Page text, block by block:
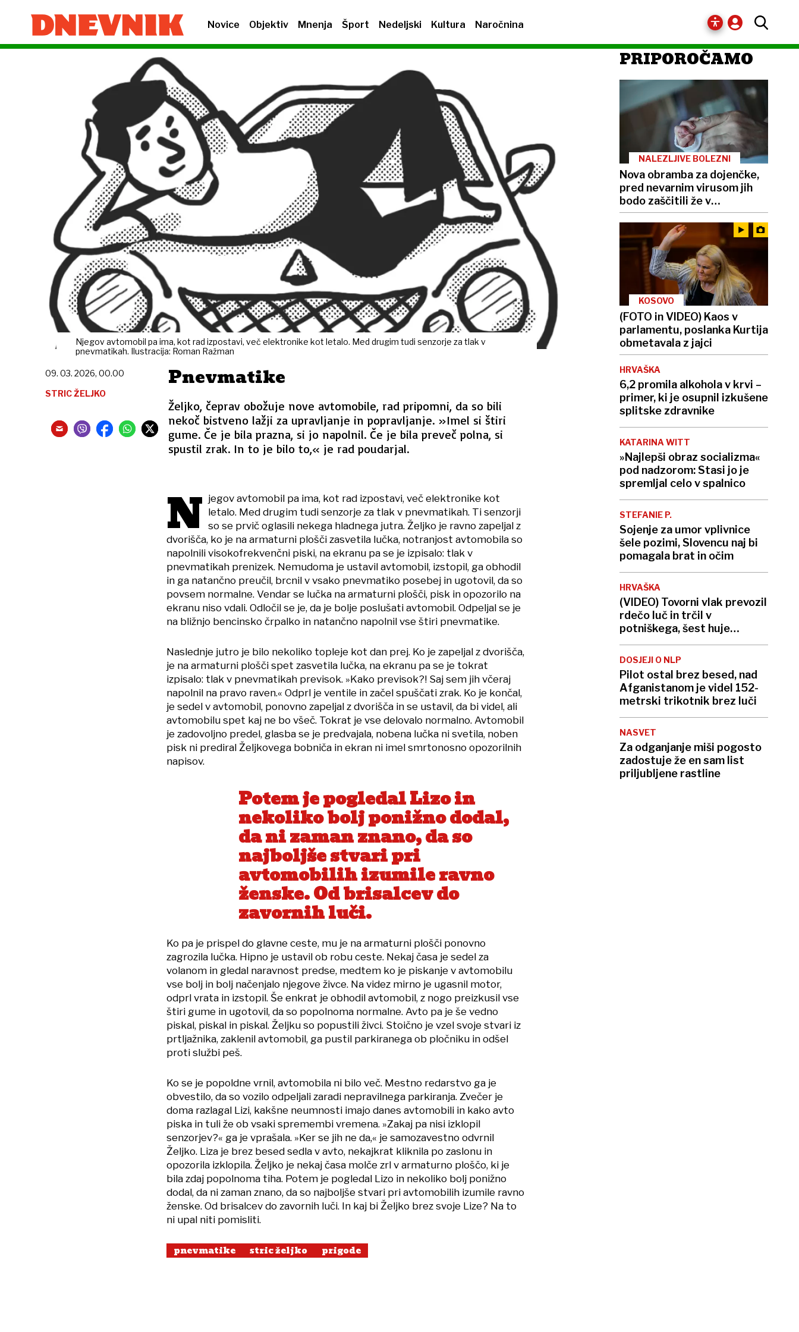
Novice Objektiv Mnenja Šport Nedeljski Kultura Naročnina
Njegov avtomobil pa ima, kot rad izpostavi, več elektronike kot letalo. Med drugim tudi senzorje za tlak v
pnevmatikah. Ilustracija: Roman Ražman
Pnevmatike
Željko, čeprav obožuje nove avtomobile, rad pripomni, da so bili
nekoč bistveno lažji za upravljanje in popravljanje. »Imel si štiri
gume. Če je bila prazna, si jo napolnil. Če je bila preveč polna, si
spustil zrak. In to je bilo to,« je rad poudarjal.
09. 03. 2026, 00.00
STRIC ŽELJKO
N jegov avtomobil pa ima, kot rad izpostavi, več elektronike kot
letalo. Med drugim tudi senzorje za tlak v pnevmatikah. Ti senzorji
so se prvič oglasili nekega hladnega jutra. Željko je ravno zapeljal z
dvorišča, ko je na armaturni plošči zasvetila lučka, notranjost avtomobila so
napolnili visokofrekvenčni piski, na ekranu pa se je izpisalo: tlak v
pnevmatikah prenizek. Nemudoma je ustavil avtomobil, izstopil, ga obhodil
in ga natančno preučil, brcnil v vsako pnevmatiko posebej in ugotovil, da so
povsem normalne. Vendar se lučka na armaturni plošči, pisk in opozorilo na
ekranu niso vdali. Odločil se je, da je bolje poslušati avtomobil. Odpeljal se je
na bližnjo bencinsko črpalko in natančno napolnil vse štiri pnevmatike.
Naslednje jutro je bilo nekoliko topleje kot dan prej. Ko je zapeljal z dvorišča,
je na armaturni plošči spet zasvetila lučka, na ekranu pa se je tokrat
izpisalo: tlak v pnevmatikah previsok. »Kako previsok?! Saj sem jih včeraj
napolnil na pravo raven.« Odprl je ventile in začel spuščati zrak. Ko je končal,
je sedel v avtomobil, ponovno zapeljal z dvorišča in se ustavil, da bi videl, ali
avtomobilu spet kaj ne bo všeč. Tokrat je vse delovalo normalno. Avtomobil
je zadovoljno predel, glasba se je predvajala, nobena lučka ni svetila, noben
pisk ni prediral Željkovega bobniča in ekran ni imel smrtonosno opozorilnih
napisov.
Potem je pogledal Lizo in
nekoliko bolj ponižno dodal,
da ni zaman znano, da so
najboljše stvari pri
avtomobilih izumile ravno
ženske. Od brisalcev do
zavornih luči.
Ko pa je prispel do glavne ceste, mu je na armaturni plošči ponovno
zagrozila lučka. Hipno je ustavil ob robu ceste. Nekaj časa je sedel za
volanom in gledal naravnost predse, medtem ko je piskanje v avtomobilu
vse bolj in bolj načenjalo njegove živce. Na videz mirno je ugasnil motor,
odprl vrata in izstopil. Še enkrat je obhodil avtomobil, z nogo preizkusil vse
štiri gume in ugotovil, da so popolnoma normalne. Avto pa je še vedno
piskal, piskal in piskal. Željku so popustili živci. Stoično je vzel svoje stvari iz
prtljažnika, zaklenil avtomobil, ga pustil parkiranega ob pločniku in odšel
proti službi peš.
Ko se je popoldne vrnil, avtomobila ni bilo več. Mestno redarstvo ga je
obvestilo, da so vozilo odpeljali zaradi nepravilnega parkiranja. Zvečer je
doma razlagal Lizi, kakšne neumnosti imajo danes avtomobili in kako avto
piska in tuli že ob vsaki spremembi vremena. »Zakaj pa nisi izklopil
senzorjev?« ga je vprašala. »Ker se jih ne da,« je samozavestno odvrnil
Željko. Liza je brez besed sedla v avto, nekajkrat kliknila po zaslonu in
opozorila izklopila. Željko je nekaj časa molče zrl v armaturno ploščo, ki je
bila zdaj popolnoma tiha. Potem je pogledal Lizo in nekoliko bolj ponižno
dodal, da ni zaman znano, da so najboljše stvari pri avtomobilih izumile ravno
ženske. Od brisalcev do zavornih luči. In kaj bi Željko brez svoje Lize? Na to
ni upal niti pomisliti.
pnevmatike stric željko prigode
PRIPOROČAMO
NALEZLJIVE BOLEZNI
Nova obramba za dojenčke,
pred nevarnim virusom jih
bodo zaščitili že v
porodnišnici
KOSOVO
(FOTO in VIDEO) Kaos v
parlamentu, poslanka Kurtija
obmetavala z jajci
HRVAŠKA
6,2 promila alkohola v krvi –
primer, ki je osupnil izkušene
splitske zdravnike
KATARINA WITT
»Najlepši obraz socializma«
pod nadzorom: Stasi jo je
spremljal celo v spalnico
STEFANIE P.
Sojenje za umor vplivnice
šele pozimi, Slovencu naj bi
pomagala brat in očim
HRVAŠKA
(VIDEO) Tovorni vlak prevozil
rdečo luč in trčil v
potniškega, šest huje
poškodovanih
DOSJEJI O NLP
Pilot ostal brez besed, nad
Afganistanom je videl 152-
metrski trikotnik brez luči
NASVET
Za odganjanje miši pogosto
zadostuje že en sam list
priljubljene rastline